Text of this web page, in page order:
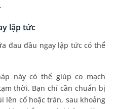
lập tức
đau đầu ngay lập tức có thể
này có thể giúp co mạch
thời. Bạn chỉ cần chuẩn bị
lên cổ hoặc trán, sau khoảng